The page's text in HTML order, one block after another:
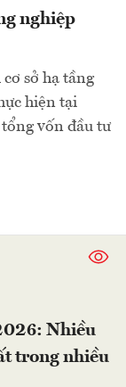
nghiệp
sở hạ tầng
hiện tại
vốn đầu tư
Nhiều
trong nhiều